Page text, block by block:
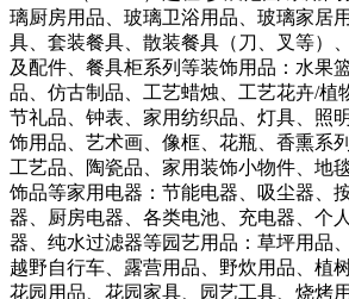
璃厨房用品、玻璃卫浴用品、玻璃家居
具、套装餐具、散装餐具（刀、叉等）
及配件、餐具柜系列等装饰用品：水果
品、仿古制品、工艺蜡烛、工艺花卉/植
节礼品、钟表、家用纺织品、灯具、照
饰用品、艺术画、像框、花瓶、香熏系
工艺品、陶瓷品、家用装饰小物件、地
饰品等家用电器：节能电器、吸尘器、
器、厨房电器、各类电池、充电器、个
器、纯水过滤器等园艺用品：草坪用品
越野自行车、露营用品、野炊用品、植
花园用品、花园家具、园艺工具、烧烤